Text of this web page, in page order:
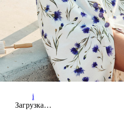
i
Загрузка…